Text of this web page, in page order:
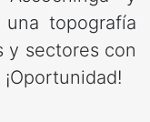
topografía
y sectores con